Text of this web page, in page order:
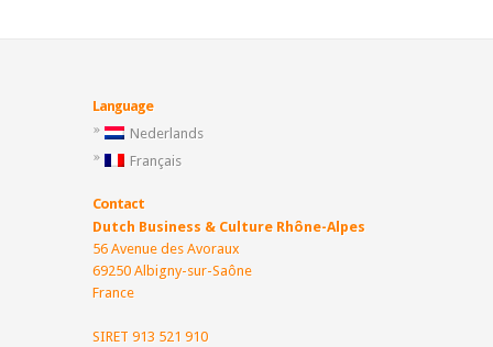
Language
Nederlands
Français
Contact
Dutch Business & Culture Rhône-Alpes
56 Avenue des Avoraux
69250 Albigny-sur-Saône
France
SIRET 913 521 910